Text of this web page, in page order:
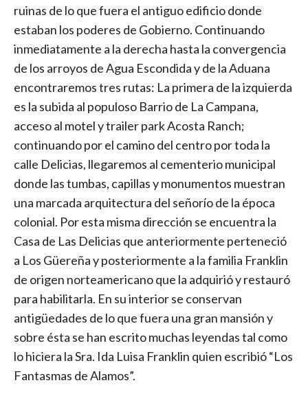
ruinas de lo que fuera el antiguo edificio donde
estaban los poderes de Gobierno. Continuando
inmediatamente a la derecha hasta la convergencia
de los arroyos de Agua Escondida y de la Aduana
encontraremos tres rutas: La primera de la izquierda
es la subida al populoso Barrio de La Campana,
acceso al motel y trailer park Acosta Ranch;
continuando por el camino del centro por toda la
calle Delicias, llegaremos al cementerio municipal
donde las tumbas, capillas y monumentos muestran
una marcada arquitectura del señorío de la época
colonial. Por esta misma dirección se encuentra la
Casa de Las Delicias que anteriormente perteneció
a Los Güereña y posteriormente a la familia Franklin
de origen norteamericano que la adquirió y restauró
para habilitarla. En su interior se conservan
antigüedades de lo que fuera una gran mansión y
sobre ésta se han escrito muchas leyendas tal como
lo hiciera la Sra. Ida Luisa Franklin quien escribió “Los
Fantasmas de Alamos”.